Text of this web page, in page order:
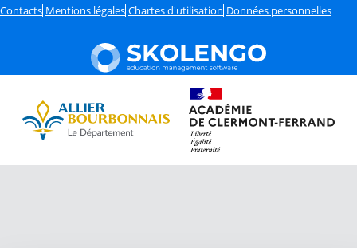
Contacts Mentions légales Chartes d'utilisation Données personnelles